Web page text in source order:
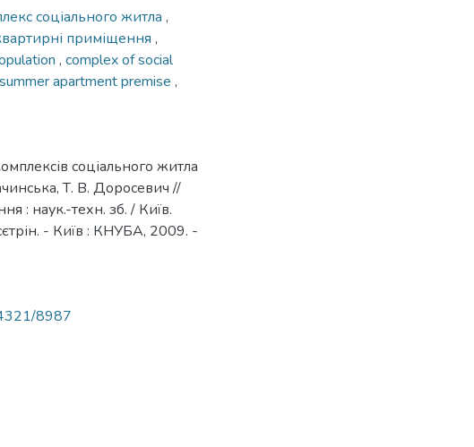
соціального житла ,
приміщення ,
, complex of social
summer apartment premise ,
соціального житла
Т. В. Доросевич //
: наук.-техн. зб. / Київ.
- Київ : КНУБА, 2009. -
8987